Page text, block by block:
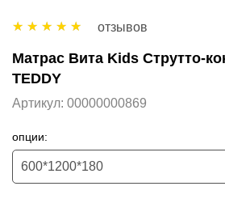
отзывов
Матрас Вита Kids Струтто-
TEDDY
Артикул: 00000000869
опции:
600*1200*180